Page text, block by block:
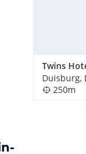
Twins
Duisburg,
250m